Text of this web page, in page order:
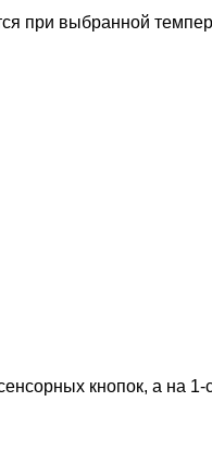
при выбранной
кнопок, а на 1-